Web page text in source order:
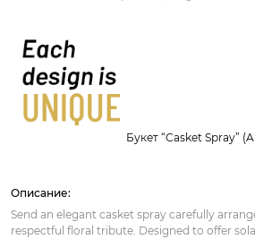
Букет “Casket Spray”
Описание:
Send an elegant casket spray carefully
respectful floral tribute. Designed to offer